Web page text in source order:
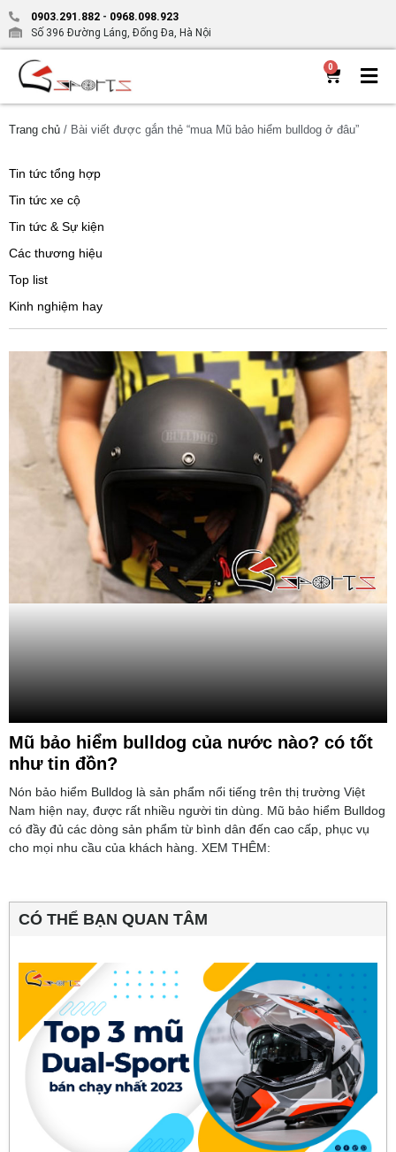
0903.291.882 - 0968.098.923
Số 396 Đường Láng, Đống Đa, Hà Nội
0
Trang chủ / Bài viết được gắn thẻ “mua Mũ bảo hiểm bulldog ở đâu”
Tin tức tổng hợp
Tin tức xe cộ
Tin tức & Sự kiện
Các thương hiệu
Top list
Kinh nghiệm hay
Mũ bảo hiểm bulldog của nước nào? có tốt
như tin đồn?
Nón bảo hiểm Bulldog là sản phẩm nổi tiếng trên thị trường Việt
Nam hiện nay, được rất nhiều người tin dùng. Mũ bảo hiểm Bulldog
có đầy đủ các dòng sản phẩm từ bình dân đến cao cấp, phục vụ
cho mọi nhu cầu của khách hàng. XEM THÊM:
CÓ THỂ BẠN QUAN TÂM